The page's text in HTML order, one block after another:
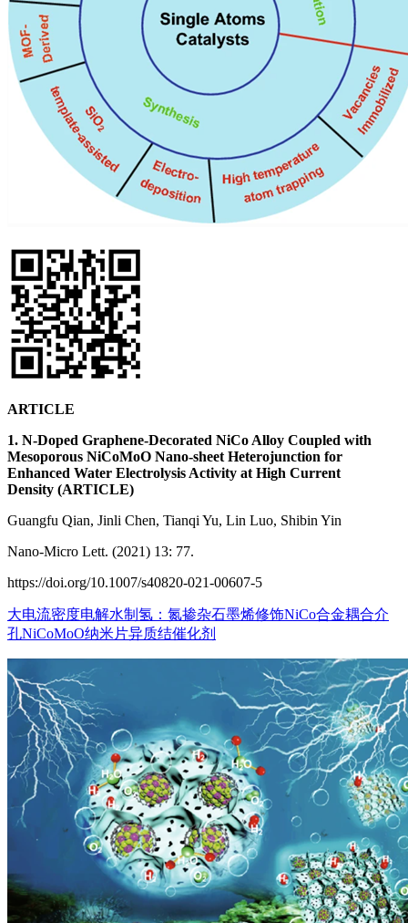
ARTICLE
1. N-Doped Graphene-Decorated NiCo Alloy Coupled with
Mesoporous NiCoMoO Nano-sheet Heterojunction for
Enhanced Water Electrolysis Activity at High Current
Density (ARTICLE)
Guangfu Qian, Jinli Chen, Tianqi Yu, Lin Luo, Shibin Yin
Nano-Micro Lett. (2021) 13: 77.
https://doi.org/10.1007/s40820-021-00607-5
大电流密度电解水制氢：氮掺杂石墨烯修饰NiCo合金耦合介
孔NiCoMoO纳米片异质结催化剂